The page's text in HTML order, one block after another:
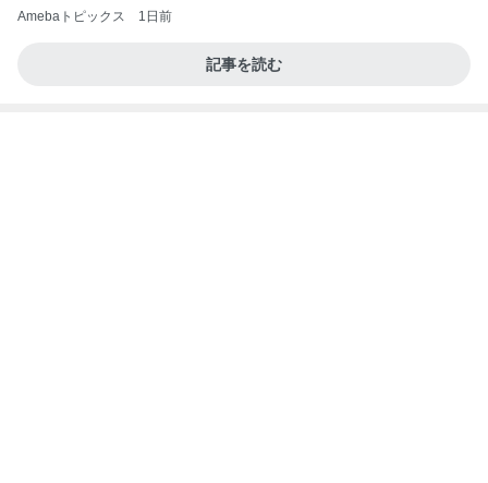
Amebaトピックス 1日前
記事を読む